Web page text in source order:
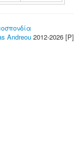
Andreou 2012-2026 [P]